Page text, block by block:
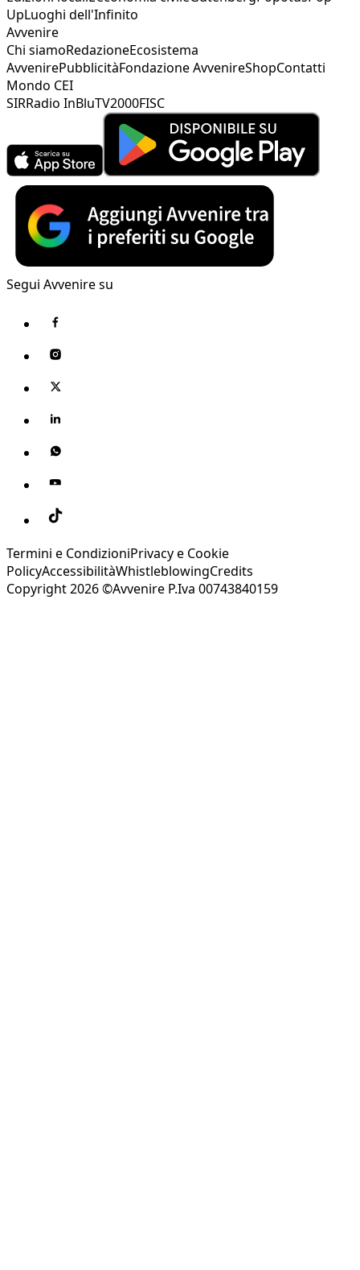
UpLuoghi dell'Infinito
Avvenire
Chi siamoRedazioneEcosistema
AvvenirePubblicitàFondazione AvvenireShopContatti
Mondo CEI
SIRRadio InBluTV2000FISC
Segui Avvenire su
Termini e CondizioniPrivacy e Cookie
PolicyAccessibilitàWhistleblowingCredits
Copyright 2026 ©Avvenire P.Iva 00743840159